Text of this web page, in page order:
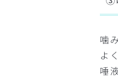
噛
よ
唾